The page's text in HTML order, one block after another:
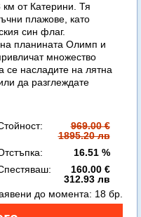
от Катерини. Тя
плажове, като
син флаг.
планината Олимп и
множество
се насладите на лятна
да разглеждате
969.00 €
1895.20 лв
16.51 %
160.00 €
312.93 лв
до момента: 18 бр.